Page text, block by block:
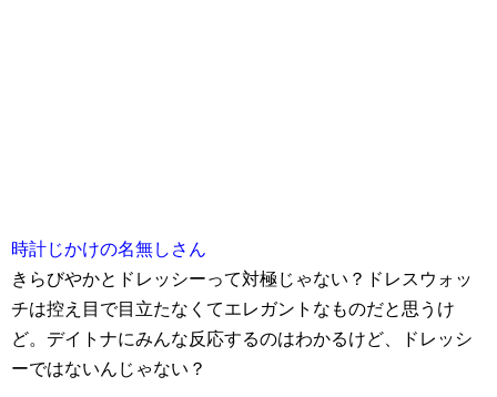
時計じかけの名無しさん
きらびやかとドレッシーって対極じゃない？ドレスウォッ
チは控え目で目立たなくてエレガントなものだと思うけ
ど。デイトナにみんな反応するのはわかるけど、ドレッシ
ーではないんじゃない？